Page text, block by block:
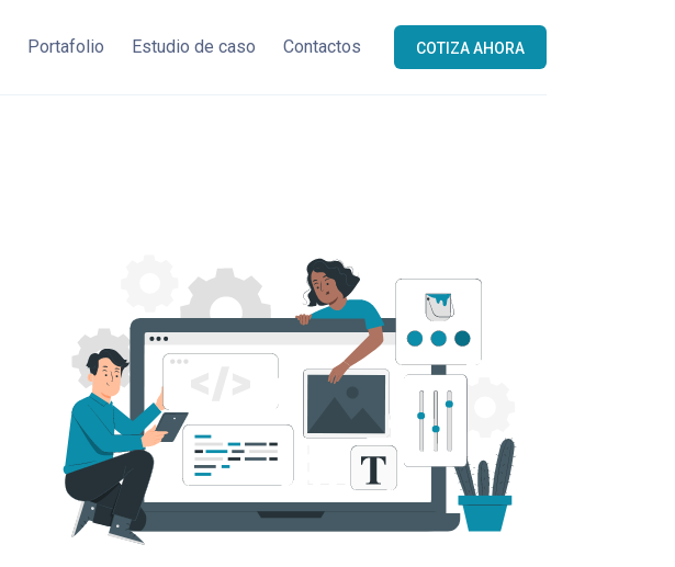
Portafolio Estudio de caso Contactos COTIZA AHORA